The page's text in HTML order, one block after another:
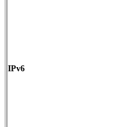
IPv6